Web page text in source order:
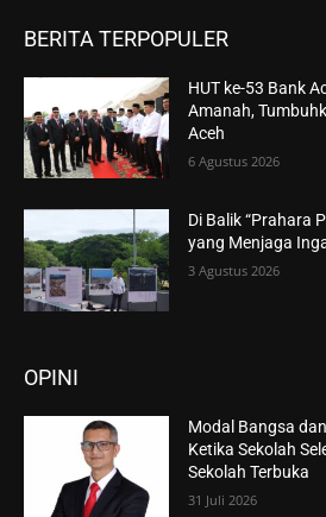
BERITA TERPOPULER
HUT ke-53 Bank
Amanah,
Aceh
6 Agustus 2026
Di Balik “Prahara
yang Menjaga
3 Agustus 2026
OPINI
Modal Bangsa
Ketika Sekolah
Sekolah Terbuka
31 Juli 2026